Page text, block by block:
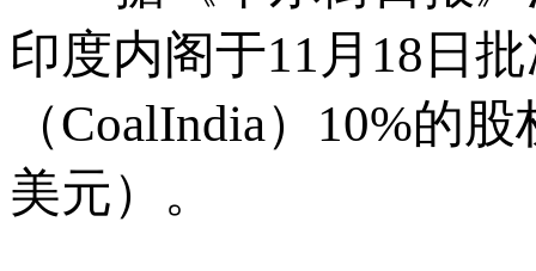
印度内阁于11月18日
（CoalIndia）10%的
美元）。